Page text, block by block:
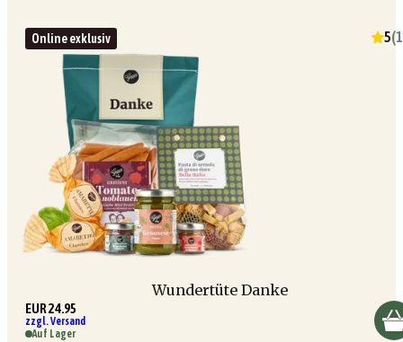
Online exklusiv 5(
Wundertüte Danke
EUR 24.95
zzgl. Versand
Auf Lager